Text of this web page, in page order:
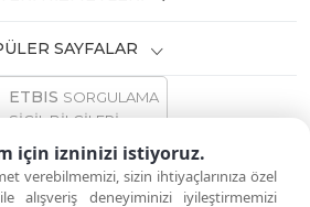
için izninizi istiyoruz.
verebilmemizi, sizin ihtiyaçlarınıza özel
alışveriş deneyiminizi iyileştirmemizi
SAYFALAR
ETBIS SORGULAMA
SİCİL BİLGİLERİ